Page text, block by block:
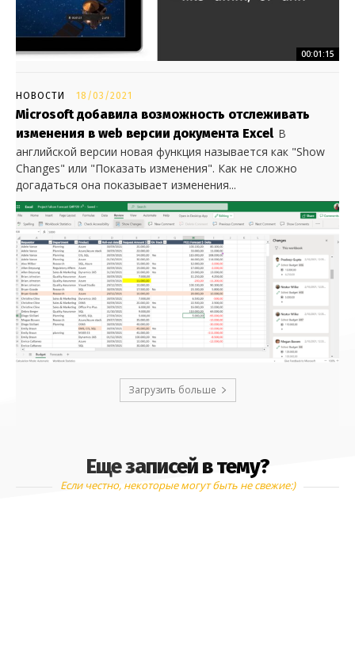
00:01:15
НОВОСТИ 18/03/2021
Microsoft добавила возможность отслеживать
изменения в web версии документа Excel В
английской версии новая функция называется как "Show
Changes" или "Показать изменения". Как не сложно
догадаться она показывает изменения...
Загрузить больше
Еще записей в тему?
Если честно, некоторые могут быть не свежие:)